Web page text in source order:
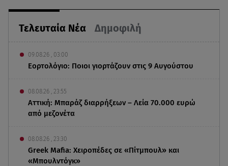
Τελευταία Νέα Δημοφιλή
09.08.26 , 03:00
Εορτολόγιο: Ποιοι γιορτάζουν στις 9 Αυγούστου
08.08.26 , 23:55
Αττική: Μπαράζ διαρρήξεων – Λεία 70.000 ευρώ
από μεζονέτα
08.08.26 , 23:30
Greek Mafia: Χειροπέδες σε «Πίτμπουλ» και
«Μπουλντόγκ»